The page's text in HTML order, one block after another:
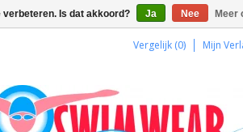
Vergelijk (0) Mijn
verbeteren. Is dat akkoord? Ja Nee Meer